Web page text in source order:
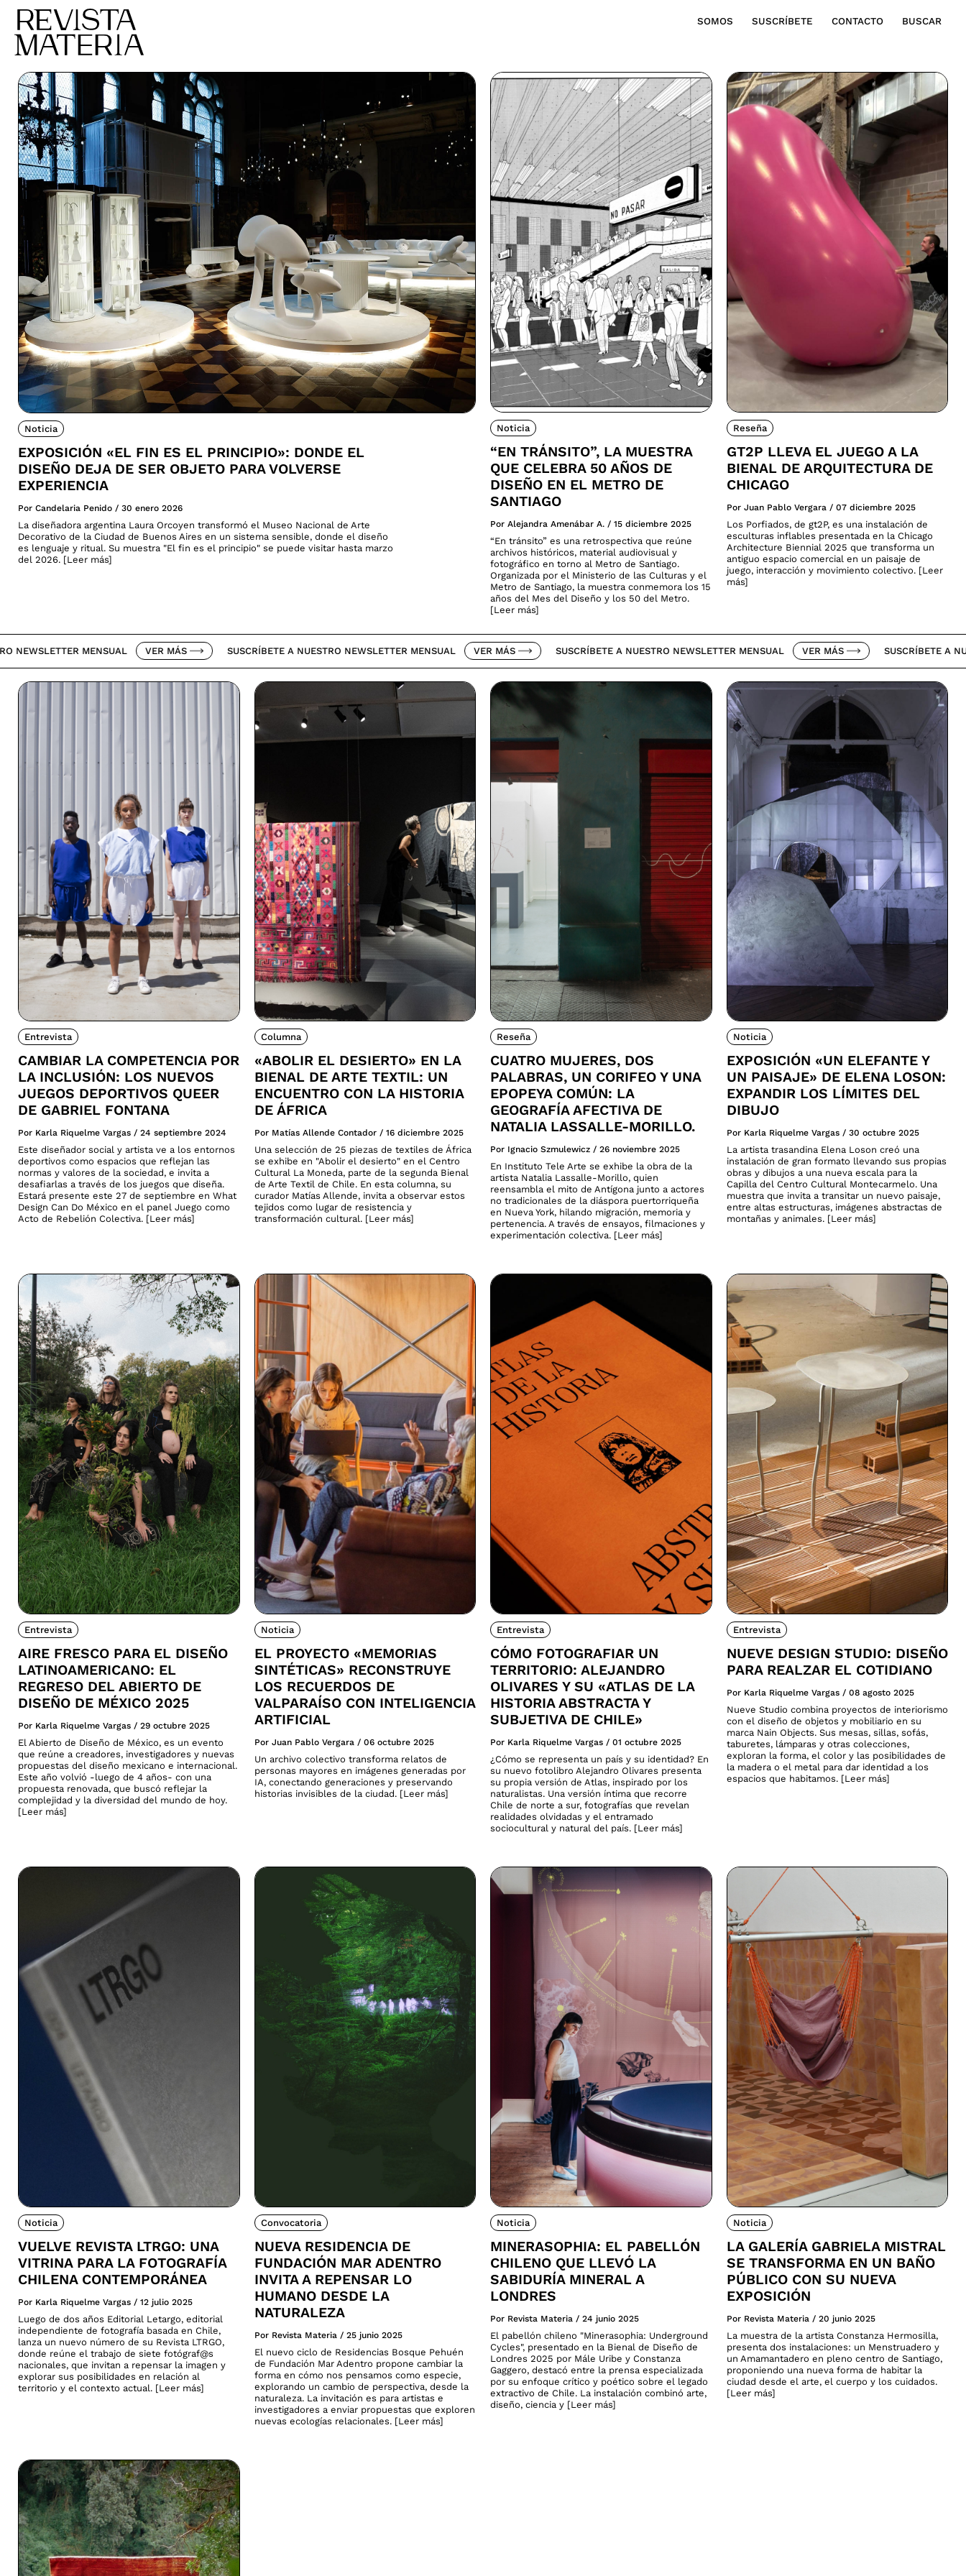
SOMOS SUSCRÍBETE CONTACTO BUSCAR
Noticia
EXPOSICIÓN «EL FIN ES EL PRINCIPIO»: DONDE EL
DISEÑO DEJA DE SER OBJETO PARA VOLVERSE
EXPERIENCIA
Por Candelaria Penido / 30 enero 2026
La diseñadora argentina Laura Orcoyen transformó el Museo Nacional de Arte
Decorativo de la Ciudad de Buenos Aires en un sistema sensible, donde el diseño
es lenguaje y ritual. Su muestra "El fin es el principio" se puede visitar hasta marzo
del 2026. [Leer más]
Noticia
“EN TRÁNSITO”, LA MUESTRA
QUE CELEBRA 50 AÑOS DE
DISEÑO EN EL METRO DE
SANTIAGO
Por Alejandra Amenábar A. / 15 diciembre 2025
“En tránsito” es una retrospectiva que reúne
archivos históricos, material audiovisual y
fotográfico en torno al Metro de Santiago.
Organizada por el Ministerio de las Culturas y el
Metro de Santiago, la muestra conmemora los 15
años del Mes del Diseño y los 50 del Metro.
[Leer más]
Reseña
GT2P LLEVA EL JUEGO A LA
BIENAL DE ARQUITECTURA DE
CHICAGO
Por Juan Pablo Vergara / 07 diciembre 2025
Los Porfiados, de gt2P, es una instalación de
esculturas inflables presentada en la Chicago
Architecture Biennial 2025 que transforma un
antiguo espacio comercial en un paisaje de
juego, interacción y movimiento colectivo. [Leer
más]
MENSUAL VER MÁS SUSCRÍBETE A NUESTRO NEWSLETTER MENSUAL VER MÁS SUSCRÍBETE A NUESTRO NEWSLETTER MENSUAL VER MÁS SUSCRÍBETE A NUESTRO
Entrevista
CAMBIAR LA COMPETENCIA POR
LA INCLUSIÓN: LOS NUEVOS
JUEGOS DEPORTIVOS QUEER
DE GABRIEL FONTANA
Por Karla Riquelme Vargas / 24 septiembre 2024
Este diseñador social y artista ve a los entornos
deportivos como espacios que reflejan las
normas y valores de la sociedad, e invita a
desafiarlas a través de los juegos que diseña.
Estará presente este 27 de septiembre en What
Design Can Do México en el panel Juego como
Acto de Rebelión Colectiva. [Leer más]
Columna
«ABOLIR EL DESIERTO» EN LA
BIENAL DE ARTE TEXTIL: UN
ENCUENTRO CON LA HISTORIA
DE ÁFRICA
Por Matías Allende Contador / 16 diciembre 2025
Una selección de 25 piezas de textiles de África
se exhibe en "Abolir el desierto" en el Centro
Cultural La Moneda, parte de la segunda Bienal
de Arte Textil de Chile. En esta columna, su
curador Matías Allende, invita a observar estos
tejidos como lugar de resistencia y
transformación cultural. [Leer más]
Reseña
CUATRO MUJERES, DOS
PALABRAS, UN CORIFEO Y UNA
EPOPEYA COMÚN: LA
GEOGRAFÍA AFECTIVA DE
NATALIA LASSALLE-MORILLO.
Por Ignacio Szmulewicz / 26 noviembre 2025
En Instituto Tele Arte se exhibe la obra de la
artista Natalia Lassalle-Morillo, quien
reensambla el mito de Antígona junto a actores
no tradicionales de la diáspora puertorriqueña
en Nueva York, hilando migración, memoria y
pertenencia. A través de ensayos, filmaciones y
experimentación colectiva. [Leer más]
Noticia
EXPOSICIÓN «UN ELEFANTE Y
UN PAISAJE» DE ELENA LOSON:
EXPANDIR LOS LÍMITES DEL
DIBUJO
Por Karla Riquelme Vargas / 30 octubre 2025
La artista trasandina Elena Loson creó una
instalación de gran formato llevando sus propias
obras y dibujos a una nueva escala para la
Capilla del Centro Cultural Montecarmelo. Una
muestra que invita a transitar un nuevo paisaje,
entre altas estructuras, imágenes abstractas de
montañas y animales. [Leer más]
Entrevista
AIRE FRESCO PARA EL DISEÑO
LATINOAMERICANO: EL
REGRESO DEL ABIERTO DE
DISEÑO DE MÉXICO 2025
Por Karla Riquelme Vargas / 29 octubre 2025
El Abierto de Diseño de México, es un evento
que reúne a creadores, investigadores y nuevas
propuestas del diseño mexicano e internacional.
Este año volvió -luego de 4 años- con una
propuesta renovada, que buscó reflejar la
complejidad y la diversidad del mundo de hoy.
[Leer más]
Noticia
EL PROYECTO «MEMORIAS
SINTÉTICAS» RECONSTRUYE
LOS RECUERDOS DE
VALPARAÍSO CON INTELIGENCIA
ARTIFICIAL
Por Juan Pablo Vergara / 06 octubre 2025
Un archivo colectivo transforma relatos de
personas mayores en imágenes generadas por
IA, conectando generaciones y preservando
historias invisibles de la ciudad. [Leer más]
Entrevista
CÓMO FOTOGRAFIAR UN
TERRITORIO: ALEJANDRO
OLIVARES Y SU «ATLAS DE LA
HISTORIA ABSTRACTA Y
SUBJETIVA DE CHILE»
Por Karla Riquelme Vargas / 01 octubre 2025
¿Cómo se representa un país y su identidad? En
su nuevo fotolibro Alejandro Olivares presenta
su propia versión de Atlas, inspirado por los
naturalistas. Una versión íntima que recorre
Chile de norte a sur, fotografías que revelan
realidades olvidadas y el entramado
sociocultural y natural del país. [Leer más]
Entrevista
NUEVE DESIGN STUDIO: DISEÑO
PARA REALZAR EL COTIDIANO
Por Karla Riquelme Vargas / 08 agosto 2025
Nueve Studio combina proyectos de interiorismo
con el diseño de objetos y mobiliario en su
marca Nain Objects. Sus mesas, sillas, sofás,
taburetes, lámparas y otras colecciones,
exploran la forma, el color y las posibilidades de
la madera o el metal para dar identidad a los
espacios que habitamos. [Leer más]
Noticia
VUELVE REVISTA LTRGO: UNA
VITRINA PARA LA FOTOGRAFÍA
CHILENA CONTEMPORÁNEA
Por Karla Riquelme Vargas / 12 julio 2025
Luego de dos años Editorial Letargo, editorial
independiente de fotografía basada en Chile,
lanza un nuevo número de su Revista LTRGO,
donde reúne el trabajo de siete fotógraf@s
nacionales, que invitan a repensar la imagen y
explorar sus posibilidades en relación al
territorio y el contexto actual. [Leer más]
Convocatoria
NUEVA RESIDENCIA DE
FUNDACIÓN MAR ADENTRO
INVITA A REPENSAR LO
HUMANO DESDE LA
NATURALEZA
Por Revista Materia / 25 junio 2025
El nuevo ciclo de Residencias Bosque Pehuén
de Fundación Mar Adentro propone cambiar la
forma en cómo nos pensamos como especie,
explorando un cambio de perspectiva, desde la
naturaleza. La invitación es para artistas e
investigadores a enviar propuestas que exploren
nuevas ecologías relacionales. [Leer más]
Noticia
MINERASOPHIA: EL PABELLÓN
CHILENO QUE LLEVÓ LA
SABIDURÍA MINERAL A
LONDRES
Por Revista Materia / 24 junio 2025
El pabellón chileno "Minerasophia: Underground
Cycles", presentado en la Bienal de Diseño de
Londres 2025 por Mále Uribe y Constanza
Gaggero, destacó entre la prensa especializada
por su enfoque crítico y poético sobre el legado
extractivo de Chile. La instalación combinó arte,
diseño, ciencia y [Leer más]
Noticia
LA GALERÍA GABRIELA MISTRAL
SE TRANSFORMA EN UN BAÑO
PÚBLICO CON SU NUEVA
EXPOSICIÓN
Por Revista Materia / 20 junio 2025
La muestra de la artista Constanza Hermosilla,
presenta dos instalaciones: un Menstruadero y
un Amamantadero en pleno centro de Santiago,
proponiendo una nueva forma de habitar la
ciudad desde el arte, el cuerpo y los cuidados.
[Leer más]